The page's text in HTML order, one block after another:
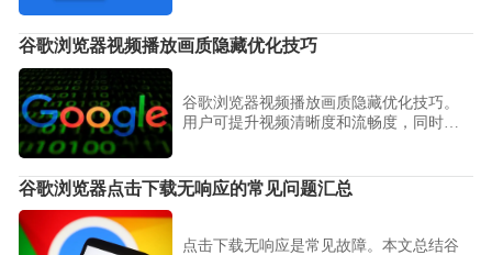
谷歌浏览器视频播放画质隐藏优化技巧
谷歌浏览器视频播放画质隐藏优化技巧。
用户可提升视频清晰度和流畅度，同时利
谷歌浏览器点击下载无响应的常见问题汇总
点击下载无响应是常见故障。本文总结谷